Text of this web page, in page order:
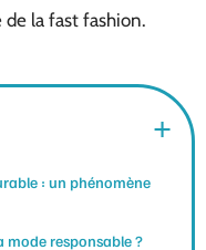
la fast fashion.
: un phénomène
mode responsable ?